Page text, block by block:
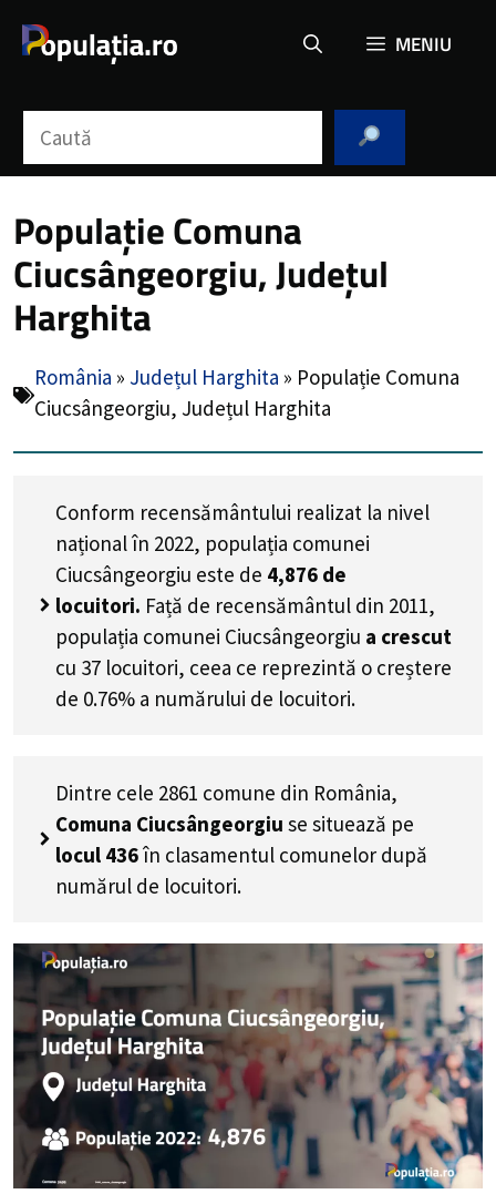
MENIU
Populație Comuna
Ciucsângeorgiu, Județul
Harghita
România » Județul Harghita » Populație Comuna
Ciucsângeorgiu, Județul Harghita
Conform recensământului realizat la nivel
național în 2022, populația comunei
Ciucsângeorgiu este de 4,876 de
locuitori. Față de recensământul din 2011,
populația comunei Ciucsângeorgiu a crescut
cu 37 locuitori, ceea ce reprezintă o creștere
de 0.76% a numărului de locuitori.
Dintre cele 2861 comune din România,
Comuna Ciucsângeorgiu se situează pe
locul 436în clasamentul comunelor după
numărul de locuitori.